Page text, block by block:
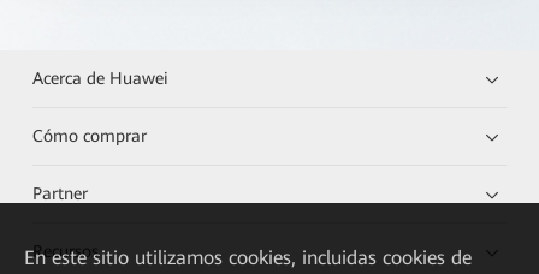
Acerca de Huawei
Cómo comprar
Partner
Recursos
En este sitio utilizamos cookies, incluidas cookies de